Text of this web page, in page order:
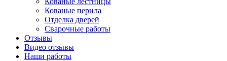
Кованые перила
Отделка дверей
Сварочные работы
Отзывы
Видео отзывы
Наши работы